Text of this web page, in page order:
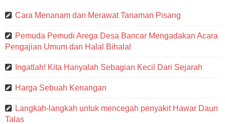
Cara Menanam dan Merawat Tanaman Pisang
Pemuda Pemudi Arega Desa Bancar Mengadakan Acara
Pengajian Umum dan Halal Bihalal
Ingatlah! Kita Hanyalah Sebagian Kecil Dari Sejarah
Harga Sebuah Kenangan
Langkah-langkah untuk mencegah penyakit Hawar Daun
Talas